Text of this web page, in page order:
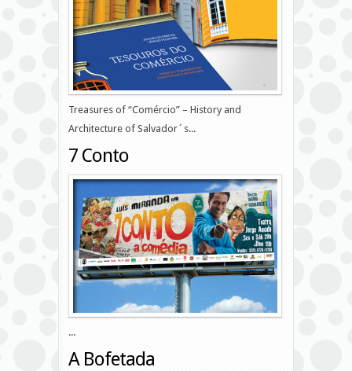
Treasures of “Comércio” – History and
Architecture of Salvador´s...
7 Conto
...
A Bofetada